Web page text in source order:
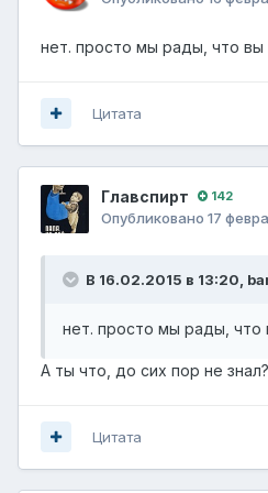
нет. просто мы рады, что вы
Цитата
Главспирт 142
Опубликовано 17
В 16.02.2015 в 13:20,
нет. просто мы рады, что
А ты что, до сих пор не знал?
Цитата